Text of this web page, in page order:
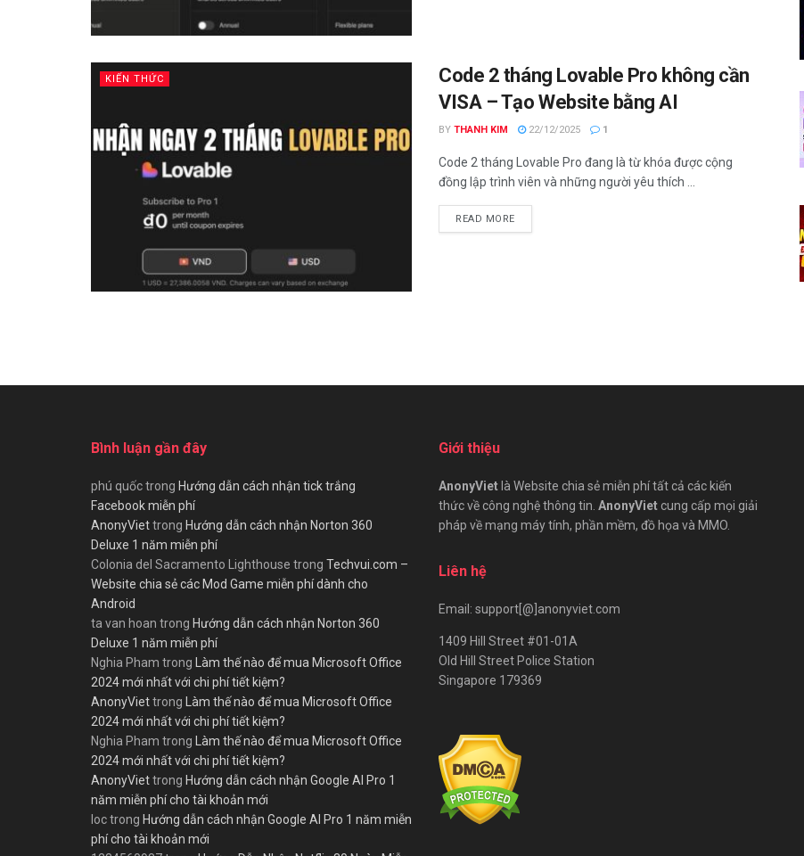
KIẾN THỨC
Code 2 tháng Lovable Pro không cần
VISA – Tạo Website bằng AI
BY THANH KIM 22/12/2025 1
Code 2 tháng Lovable Pro đang là từ khóa được cộng
đồng lập trình viên và những người yêu thích ...
READ MOREDETAILS
Bình luận gần đây
phú quốctrong Hướng dẫn cách nhận tick trắng
Facebook miễn phí
AnonyViettrong Hướng dẫn cách nhận Norton 360
Deluxe 1 năm miễn phí
Colonia del Sacramento Lighthouse trong Techvui.com –
Website chia sẻ các Mod Game miễn phí dành cho
Android
ta van hoan trong Hướng dẫn cách nhận Norton 360
Deluxe 1 năm miễn phí
Nghia Pham trong Làm thế nào để mua Microsoft Office
2024 mới nhất với chi phí tiết kiệm?
AnonyViettrong Làm thế nào để mua Microsoft Office
2024 mới nhất với chi phí tiết kiệm?
Nghia Pham trong Làm thế nào để mua Microsoft Office
2024 mới nhất với chi phí tiết kiệm?
AnonyViettrong Hướng dẫn cách nhận Google AI Pro 1
năm miễn phí cho tài khoản mới
loctrong Hướng dẫn cách nhận Google AI Pro 1 năm miễn
phí cho tài khoản mới
Giới thiệu
AnonyVietlà Website chia sẻ miễn phí tất cả các kiến
thức về công nghệ thông tin. AnonyViet cung cấp mọi giải
pháp về mạng máy tính, phần mềm, đồ họa và MMO.
Liên hệ
Email: support[@]anonyviet.com
1409 Hill Street #01-01A
Old Hill Street Police Station
Singapore 179369